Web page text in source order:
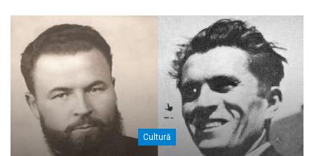
Cultură